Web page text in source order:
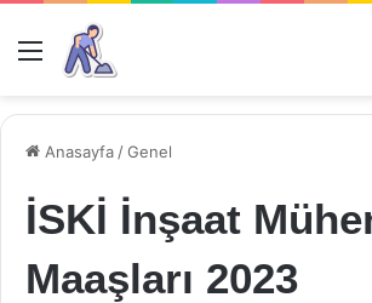
Menü
Anasayfa /Genel
İSKİ İnşaat
Maaşları 2023